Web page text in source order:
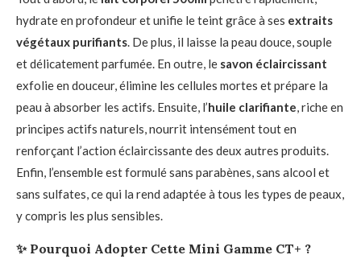
hydrate en profondeur et unifie le teint grâce à ses extraits
végétaux purifiants. De plus, il laisse la peau douce, souple
et délicatement parfumée. En outre, le savon éclaircissant
exfolie en douceur, élimine les cellules mortes et prépare la
peau à absorber les actifs. Ensuite, l’huile clarifiante, riche en
principes actifs naturels, nourrit intensément tout en
renforçant l’action éclaircissante des deux autres produits.
Enfin, l’ensemble est formulé sans parabènes, sans alcool et
sans sulfates, ce qui la rend adaptée à tous les types de peaux,
y compris les plus sensibles.
✨ Pourquoi Adopter Cette Mini Gamme CT+ ?